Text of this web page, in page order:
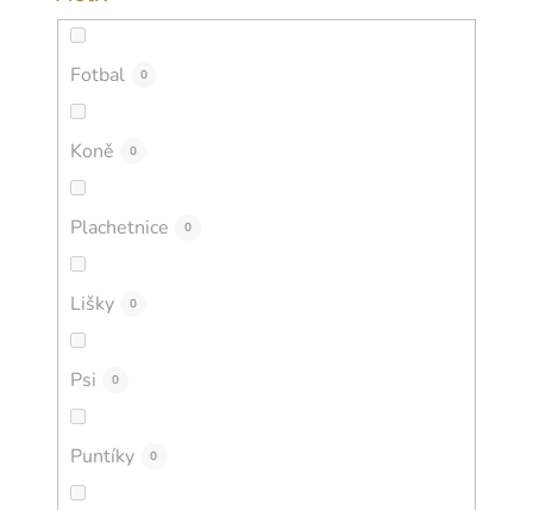
Fotbal 0
Koně 0
Plachetnice 0
Lišky 0
Psi 0
Puntíky 0